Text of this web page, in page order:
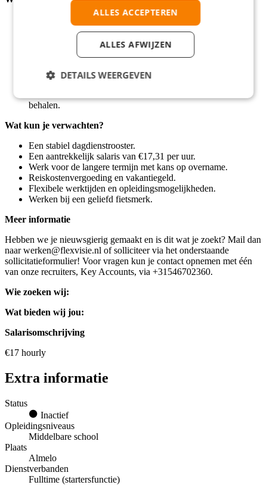
Beschikbaar tussen 07:00 en 16:00 uur.
Basiskennis van logistieke processen.
Betrouwbaar en punctueel.
Vmbo werk- en denkniveau.
Spreekvaardigheid in Engels en Nederlands.
behalen.
Wat kun je verwachten?
Een stabiel dagdienstrooster.
Een aantrekkelijk salaris van €17,31 per uur.
Werk voor de langere termijn met kans op overname.
Reiskostenvergoeding en vakantiegeld.
Flexibele werktijden en opleidingsmogelijkheden.
Werken bij een geliefd fietsmerk.
Meer informatie
Hebben we je nieuwsgierig gemaakt en is dit wat je zoekt? Mail dan
naar werken@flexvisie.nl of solliciteer via het onderstaande
sollicitatieformulier! Voor vragen kun je contact opnemen met één
van onze recruiters, Key Accounts, via +31546702360.
Wie zoeken wij:
Wat bieden wij jou:
Salarisomschrijving
€17 hourly
Extra informatie
Status
Inactief
Opleidingsniveaus
Middelbare school
Plaats
Almelo
Dienstverbanden
Fulltime (startersfunctie)
ALLES ACCEPTEREN
ALLES AFWIJZEN
DETAILS WEERGEVEN